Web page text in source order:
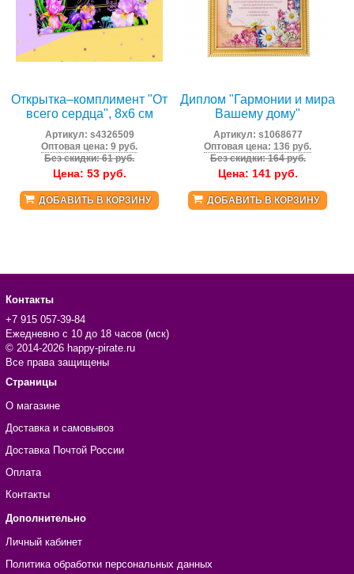
Открытка‒комплимент "От
всего сердца", 8х6 см
Артикул: s4326509
Оптовая цена: 9 руб.
Без скидки: 61 руб.
Цена: 53руб.
ДОБАВИТЬ В КОРЗИНУ
Диплом "Гармонии и мира
Вашему дому"
Артикул: s1068677
Оптовая цена: 136 руб.
Без скидки: 164 руб.
Цена: 141руб.
ДОБАВИТЬ В КОРЗИНУ
Контакты
+7 915 057-39-84
Ежедневно с 10 до 18 часов (мск)
© 2014-2026 happy-pirate.ru
Все права защищены
Страницы
О магазине
Доставка и самовывоз
Доставка Почтой России
Оплата
Контакты
Дополнительно
Личный кабинет
Политика обработки персональных данных